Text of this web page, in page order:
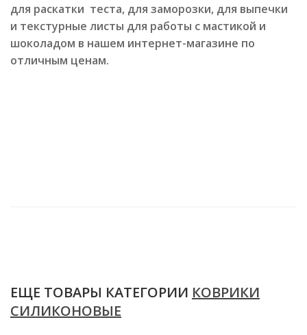
для раскатки теста, для заморозки, для выпечки
и текстурные листы для работы с мастикой и
шоколадом в нашем интернет-магазине по
отличным ценам.
ЕЩЕ ТОВАРЫ КАТЕГОРИИ КОВРИКИ
СИЛИКОНОВЫЕ